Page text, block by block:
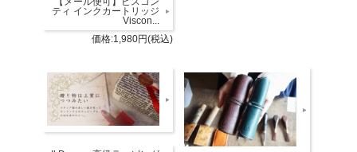
ティ インクカートリッジ
Viscon...
価格:1,980円(税込)